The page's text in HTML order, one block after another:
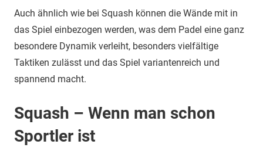
Auch ähnlich wie bei Squash können die Wände mit in
das Spiel einbezogen werden, was dem Padel eine ganz
besondere Dynamik verleiht, besonders vielfältige
Taktiken zulässt und das Spiel variantenreich und
spannend macht.
Squash – Wenn man schon
Sportler ist